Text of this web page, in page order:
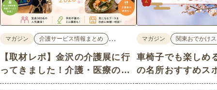
マガジン 介護サービス情報まとめ …
【取材レポ】金沢の介護展に行
ってきました！介護・医療の学
びと体験が詰まった1日。
マガジン 関東おでかけ
車椅子でも楽しめ
の名所おすすめス